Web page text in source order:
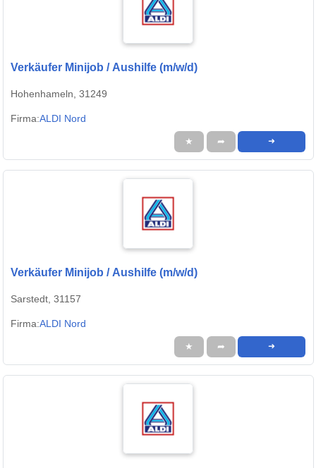
Verkäufer Minijob / Aushilfe (m/w/d)
Hohenhameln, 31249
Firma:ALDI Nord
★ ➦ ➜
Verkäufer Minijob / Aushilfe (m/w/d)
Sarstedt, 31157
Firma:ALDI Nord
★ ➦ ➜